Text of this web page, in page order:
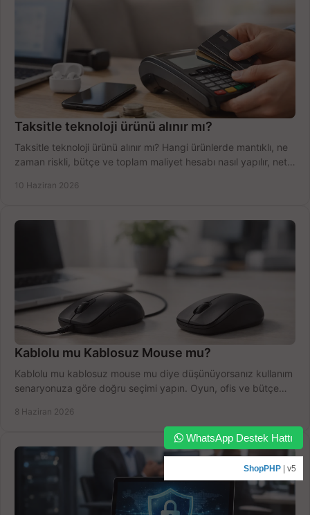
Taksitle teknoloji ürünü alınır mı?
Taksitle teknoloji ürünü alınır mı? Hangi ürünlerde mantıklı, ne
zaman riskli, bütçe ve toplam maliyet hesabı nasıl yapılır, net
10 Haziran 2026
Kablolu mu Kablosuz Mouse mu?
Kablolu mu kablosuz mouse mu diye düşünüyorsanız kullanım
senaryonuza göre doğru seçimi yapın. Oyun, ofis ve bütçe
8 Haziran 2026
WhatsApp Destek Hattı
ShopPHP | v5